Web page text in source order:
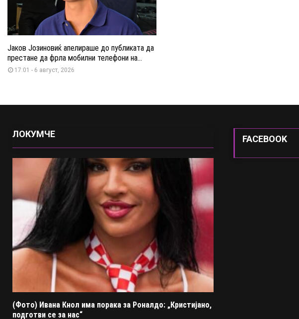
Јаков Јозиновиќ апелираше до публиката да
престане да фрла мобилни телефони на...
17:01 - 6 август, 2026
ЛОКУМЧЕ
(Фото) Ивана Кнол има порака за Роналдо: „Кристијано,
подготви се за нас“
FACEBOOK